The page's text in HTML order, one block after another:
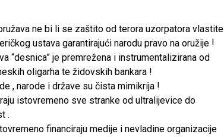
ne bi li se zaštito od terora uzorpatora vlastite
ustava garantirajući narodu pravo na oružije !
“desnica” je premrežena i instrumentalizirana od
oligarha te židovskih bankara !
, narode i države su čista mimikrija !
istovremeno sve stranke od ultralijevice do
.
financiraju medije i nevladine organizacije